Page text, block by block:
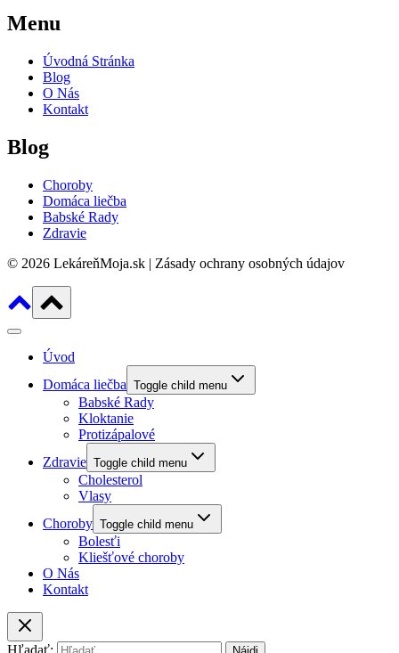
Menu
Úvodná Stránka
Blog
O Nás
Kontakt
Blog
Choroby
Domáca liečba
Babské Rady
Zdravie
© 2026 LekáreňMoja.sk | Zásady ochrany osobných údajov
Úvod
Domáca liečba Toggle child menu
Babské Rady
Kloktanie
Protizápalové
Zdravie Toggle child menu
Cholesterol
Vlasy
Choroby Toggle child menu
Bolesťi
Kliešťové choroby
O Nás
Kontakt